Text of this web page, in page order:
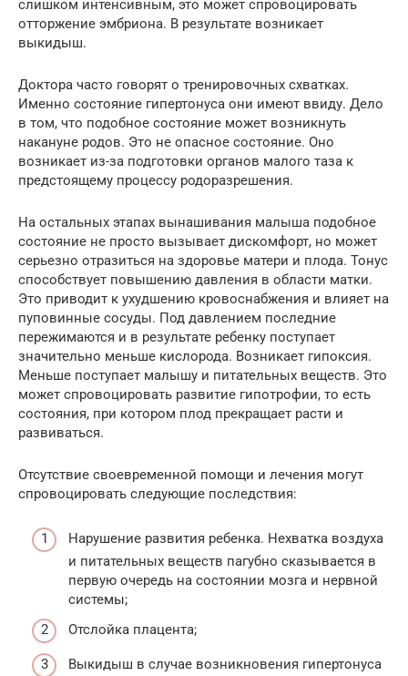
слишком интенсивным, это может спровоцировать
отторжение эмбриона. В результате возникает
выкидыш.
Доктора часто говорят о тренировочных схватках.
Именно состояние гипертонуса они имеют ввиду. Дело
в том, что подобное состояние может возникнуть
накануне родов. Это не опасное состояние. Оно
возникает из-за подготовки органов малого таза к
предстоящему процессу родоразрешения.
На остальных этапах вынашивания малыша подобное
состояние не просто вызывает дискомфорт, но может
серьезно отразиться на здоровье матери и плода. Тонус
способствует повышению давления в области матки.
Это приводит к ухудшению кровоснабжения и влияет на
пуповинные сосуды. Под давлением последние
пережимаются и в результате ребенку поступает
значительно меньше кислорода. Возникает гипоксия.
Меньше поступает малышу и питательных веществ. Это
может спровоцировать развитие гипотрофии, то есть
состояния, при котором плод прекращает расти и
развиваться.
Отсутствие своевременной помощи и лечения могут
спровоцировать следующие последствия:
Нарушение развития ребенка. Нехватка воздуха
и питательных веществ пагубно сказывается в
первую очередь на состоянии мозга и нервной
системы;
Отслойка плацента;
Выкидыш в случае возникновения гипертонуса